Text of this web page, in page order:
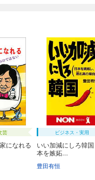
芸
になれる
ビジネス・実用
いい加減にしろ韓
本を嫉妬...
豊田有恒